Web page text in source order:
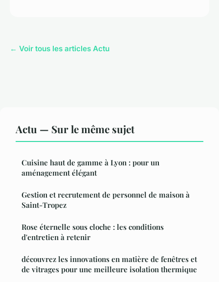
← Voir tous les articles Actu
Actu — Sur le même sujet
Cuisine haut de gamme à Lyon : pour un
aménagement élégant
Gestion et recrutement de personnel de maison à
Saint-Tropez
Rose éternelle sous cloche : les conditions
d'entretien à retenir
découvrez les innovations en matière de fenêtres et
de vitrages pour une meilleure isolation thermique